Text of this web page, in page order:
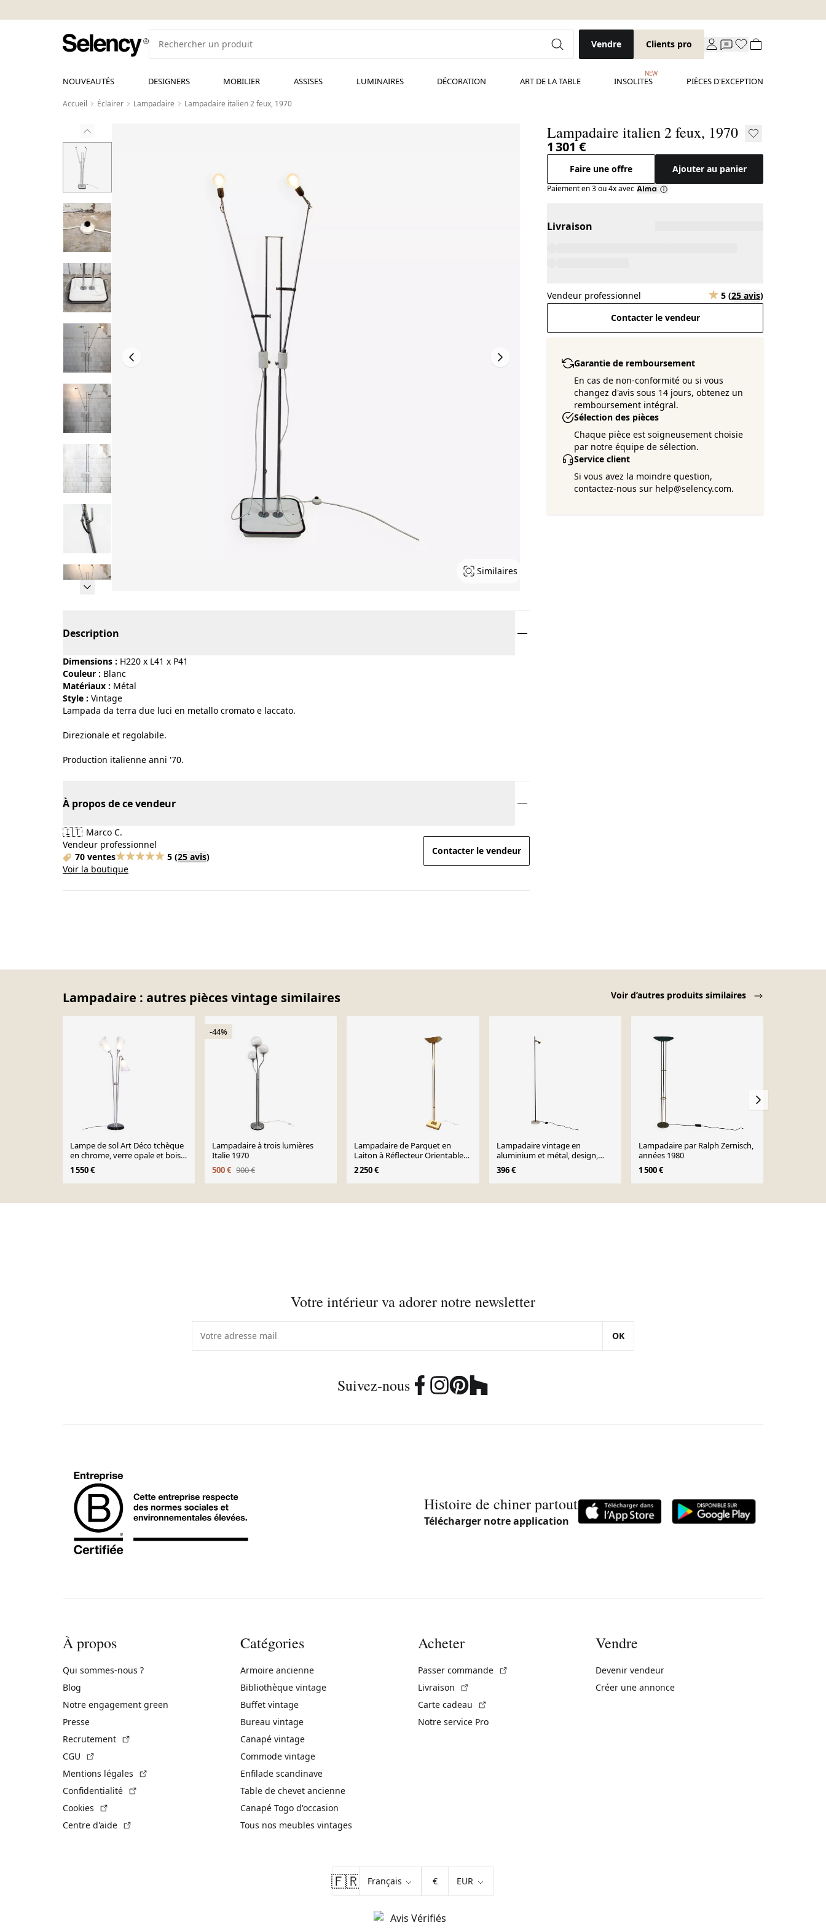
Vendre Clients pro
NOUVEAUTÉS DESIGNERS MOBILIER ASSISES LUMINAIRES DÉCORATION ART DE LA TABLE INSOLITES
NEW
PIÈCES D'EXCEPTION
Accueil Éclairer Lampadaire Lampadaire italien 2 feux, 1970
Similaires
Lampadaire italien 2 feux, 1970
1 301 €
Faire une offre Ajouter au panier
Paiement en 3 ou 4x avec
Livraison
Vendeur professionnel 5 (25 avis)
Contacter le vendeur
Garantie de remboursement
En cas de non-conformité ou si vous
changez d'avis sous 14 jours, obtenez un
remboursement intégral.
Sélection des pièces
Chaque pièce est soigneusement choisie
par notre équipe de sélection.
Service client
Si vous avez la moindre question,
contactez-nous sur help@selency.com.
Description
Dimensions : H220 x L41 x P41
Couleur :
blanc
Matériaux :
métal
Style :
vintage
Lampada da terra due luci en metallo cromato e laccato.
Direzionale et regolabile.
Production italienne anni '70.
À propos de ce vendeur
🇮🇹 Marco C.
Vendeur professionnel
70 ventes
5 (25 avis)
Voir la boutique
Contacter le vendeur
Lampadaire : autres pièces vintage similaires Voir d’autres produits similaires
Lampe de sol Art Déco tchèque
en chrome, verre opale et bois
laqué, années 1930
1 550 €
-44%
Lampadaire à trois lumières
Italie 1970
500 € 900 €
Lampadaire de Parquet en
Laiton à Réflecteur Orientable
sur Socle en Traver
2 250 €
Lampadaire vintage en
aluminium et métal, design,
Italie, années 1960
396 €
Lampadaire par Ralph Zernisch,
années 1980
1 500 €
Votre intérieur va adorer notre newsletter
OK
Suivez-nous
Histoire de chiner partout
Télécharger notre application
À propos
Qui sommes-nous ?
Blog
Notre engagement green
Presse
Recrutement
CGU
Mentions légales
Confidentialité
Cookies
Centre d'aide
Catégories
Armoire ancienne
Bibliothèque vintage
Buffet vintage
Bureau vintage
Canapé vintage
Commode vintage
Enfilade scandinave
Table de chevet ancienne
Canapé Togo d'occasion
Tous nos meubles vintages
Acheter
Passer commande
Livraison
Carte cadeau
Notre service Pro
Vendre
Devenir vendeur
Créer une annonce
🇫🇷 €